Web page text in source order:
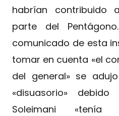
habrían contribuido
parte del
comunicado de esta
tomar en cuenta «el
del general» se
«disuasorio»
Soleimani «tenía